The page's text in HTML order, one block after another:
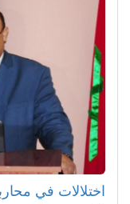
اختلالات في محاربة كورونا